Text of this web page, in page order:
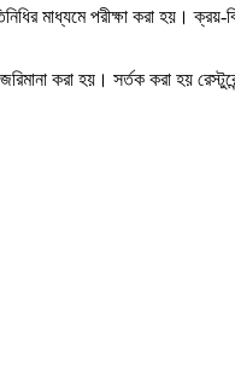
মাধ্যমে পরীক্ষা করা হয়। ক্রয়-
করা হয়। সর্তক করা হয়